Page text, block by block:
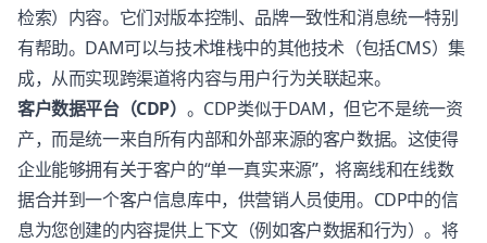
检索）内容。它们对版本控制、品牌一致性和消息统一特别
有帮助。DAM可以与技术堆栈中的其他技术（包括CMS）集
成，从而实现跨渠道将内容与用户行为关联起来。
客户数据平台（CDP） 。CDP类似于DAM，但它不是统一资
产，而是统一来自所有内部和外部来源的客户数据。这使得
企业能够拥有关于客户的“单一真实来源”，将离线和在线数
据合并到一个客户信息库中，供营销人员使用。CDP中的信
息为您创建的内容提供上下文（例如客户数据和行为）。将